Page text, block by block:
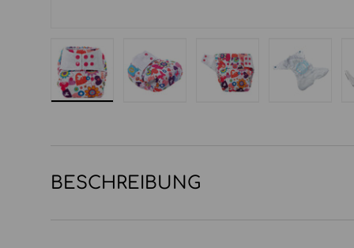
BESCHREIBUNG